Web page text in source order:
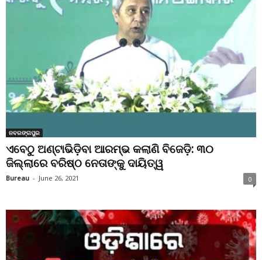
ନବରଙ୍ଗପୁର
ଏବେଠୁ ଅଣ୍ଟାଭିଡ଼ିବା ଆରମ୍ଭ କଲାଣି ବିଜେଡ଼ି: ୩୦
ଜିଲ୍ଲାରେ ବରିଷ୍ଠ ନେତାଙ୍କୁ ଦାୟିତ୍ୱ
Bureau - June 26, 2021 0